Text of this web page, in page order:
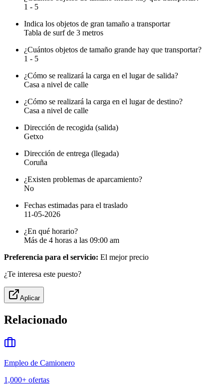
1 - 5
Indica los objetos de gran tamaño a transportar
Tabla de surf de 3 metros
¿Cuántos objetos de tamaño grande hay que transportar?
1 - 5
¿Cómo se realizará la carga en el lugar de salida?
Casa a nivel de calle
¿Cómo se realizará la carga en el lugar de destino?
Casa a nivel de calle
Dirección de recogida (salida)
Getxo
Dirección de entrega (llegada)
Coruña
¿Existen problemas de aparcamiento?
No
Fechas estimadas para el traslado
11-05-2026
¿En qué horario?
Más de 4 horas a las 09:00 am
Preferencia para el servicio: El mejor precio
¿Te interesa este puesto?
Aplicar
Relacionado
Empleo de Camionero
1,000+ ofertas